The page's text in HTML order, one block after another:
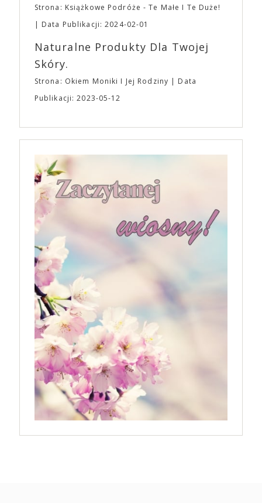
Strona: Książkowe Podróże - Te Małe I Te Duże!
Data Publikacji: 2024-02-01
Naturalne Produkty Dla Twojej
Skóry.
Strona: Okiem Moniki I Jej Rodziny
Data
Publikacji: 2023-05-12